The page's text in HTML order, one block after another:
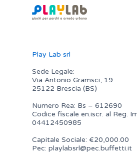
Play Lab srl
Sede Legale:
Via Antonio Gramsci, 19
25122 Brescia (BS)
Numero Rea: Bs – 612690
Codice fiscale en.iscr. al Reg.
04412450985
Capitale Sociale: €20,000.00
Pec: playlabsrl@pec.buffetti.it